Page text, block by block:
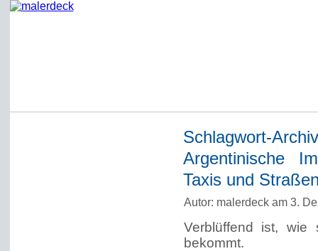
Schlagwort-
Argentinische
Taxis und
Autor: malerdeck am 3.
Verblüffend ist,
bekommt.